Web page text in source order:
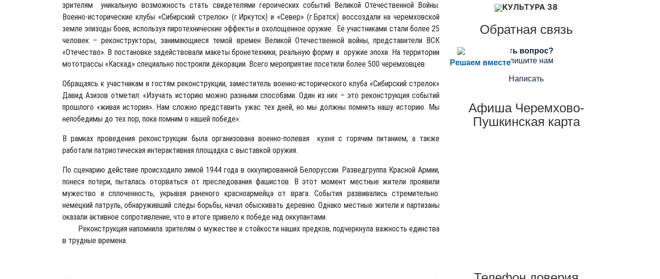
зрителям уникальную возможность стать свидетелями героических событий Великой Отечественной Войны.
Военно-исторические клубы «Сибирский стрелок» (г.Иркутск) и «Север» (г.Братск) воссоздали на черемховской
земле эпизоды боев, используя пиротехнические эффекты и охолощенное оружие. Её участниками стали более 25
человек – реконструкторы, занимающиеся темой времен Великой Отечественной войны, представители ВСК
«Отечество». В постановке задействовали макеты бронетехники, реальную форму и оружие эпохи. На территории
мототрассы «Каскад» специально построили декорации. Всего мероприятие посетили более 500 черемховцев.
Обращаясь к участникам и гостям реконструкции, заместитель военно-исторического клуба «Сибирский стрелок»
Давид Азизов отметил: «Изучать историю можно разными способами. Один из них – это реконструкция событий
прошлого «живая история». Нам сложно представить ужас тех дней, но мы должны помнить нашу историю. Мы
непобедимы до тех пор, пока помним о нашей победе».
В рамках проведения реконструкции была организована военно-полевая кухня с горячим питанием, а также
работали патриотическая интерактивная площадка с выставкой оружия.
По сценарию действие происходило зимой 1944 года в оккупированной Белоруссии. Разведгруппа Красной Армии,
понеся потери, пыталась оторваться от преследования фашистов. В этот момент местные жители проявили
мужество и сплоченность, укрывая раненого красноармейца от врага. События развивались стремительно:
немецкий патруль, обнаруживший следы борьбы, начал обыскивать деревню. Однако местные жители и партизаны
оказали активное сопротивление, что в итоге привело к победе над оккупантами.
Реконструкция напомнила зрителям о мужестве и стойкости наших предков, подчеркнула важность единства
в трудные времена.
КУЛЬТУРА 38
Обратная связь
Решаем вместе
Есть вопрос?
Напишите нам
Написать
Афиша Черемхово-
Пушкинская карта